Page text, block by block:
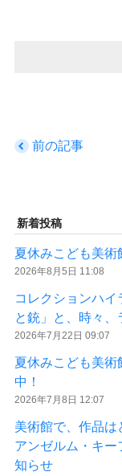
前の記事
新着投稿
夏休みこども美
2026年8月5日 11:08
コレクションハ
と銃」と、時々、
2026年7月22日 09:07
夏休みこども美術
中！
2026年7月8日 12:07
美術館で、作品
アンゼルム・キー
知らせ